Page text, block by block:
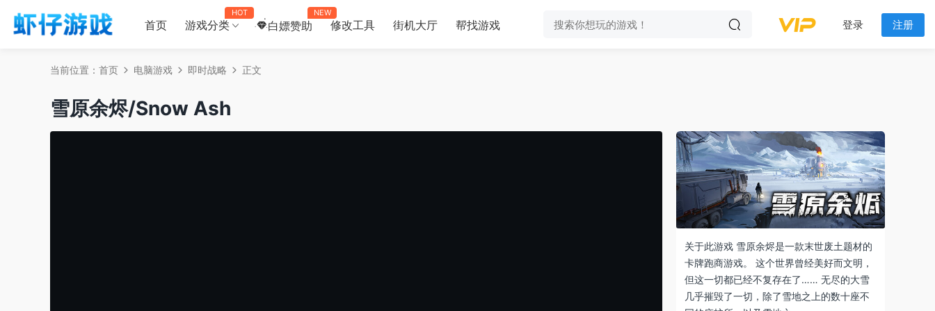
首页 游戏分类
HOT
白嫖赞助
NEW
修改工具 街机大厅 帮找游戏 登录 注册
当前位置： 首页 电脑游戏 即时战略 正文
雪原余烬/Snow Ash
关于此游戏 雪原余烬是一款末世废土题材的
卡牌跑商游戏。 这个世界曾经美好而文明，
但这一切都已经不复存在了…… 无尽的大雪
几乎摧毁了一切，除了雪地之上的数十座不